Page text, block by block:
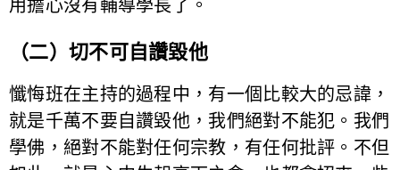
用擔心沒有輔導學長了。
（二）切不可自讚毀他
懺悔班在主持的過程中，有一個比較大的忌諱，
就是千萬不要自讚毀他，我們絕對不能犯。我們
學佛，絕對不能對任何宗教，有任何批評。不但